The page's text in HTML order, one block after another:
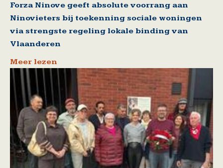
Forza Ninove geeft absolute voorrang aan
Ninovieters bij toekenning sociale woningen
via strengste regeling lokale binding van
Vlaanderen
Meer lezen